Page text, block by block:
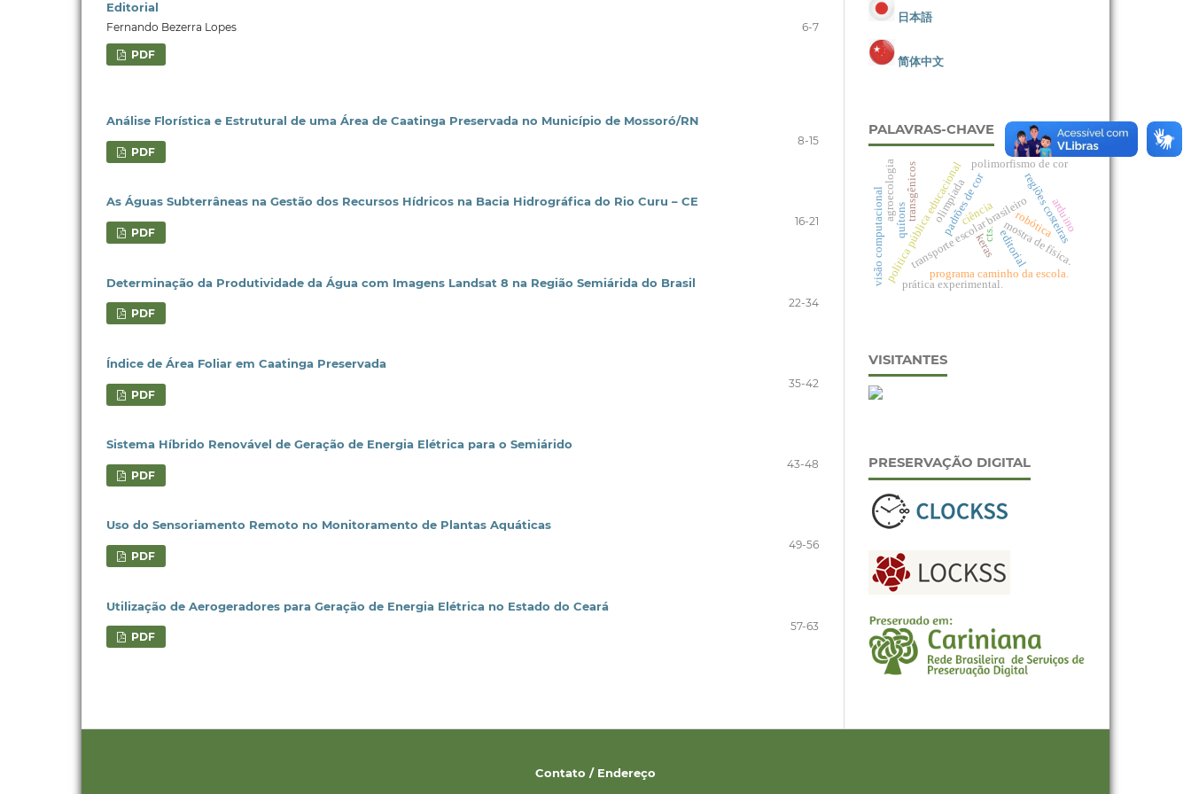
Editorial
Fernando Bezerra Lopes 6-7
PDF
Análise Florística e Estrutural de uma Área de Caatinga Preservada no Município de Mossoró/RN
8-15
PDF
As Águas Subterrâneas na Gestão dos Recursos Hídricos na Bacia Hidrográfica do Rio Curu – CE
16-21
PDF
Determinação da Produtividade da Água com Imagens Landsat 8 na Região Semiárida do Brasil
22-34
PDF
Índice de Área Foliar em Caatinga Preservada
35-42
PDF
Sistema Híbrido Renovável de Geração de Energia Elétrica para o Semiárido
43-48
PDF
Uso do Sensoriamento Remoto no Monitoramento de Plantas Aquáticas
49-56
PDF
Utilização de Aerogeradores para Geração de Energia Elétrica no Estado do Ceará
57-63
PDF
日本語
简体中文
PALAVRAS-CHAVE
editorial
olimpíada
política pública educacional
transporte escolar brasileiro
programa caminho da escola.
padrões de cor
polimorfismo de cor
quítons regiões costeiras
robótica
visão computacional keras mostra de física.
transgênicos
cts.
agroecologia ciência arduino
prática experimental.
VISITANTES
PRESERVAÇÃO DIGITAL
Contato / Endereço